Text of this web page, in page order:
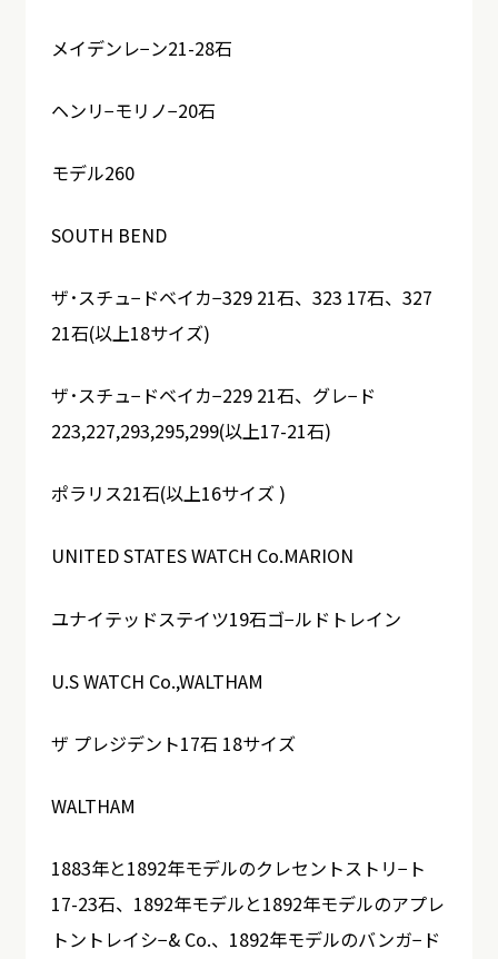
メイデンレ−ン21-28石
ヘンリ−モリノ−20石
モデル260
SOUTH BEND
ザ･スチュ−ドベイカ−329 21石、323 17石、327
21石(以上18サイズ)
ザ･スチュ−ドベイカ−229 21石、グレ−ド
223,227,293,295,299(以上17-21石)
ポラリス21石(以上16サイズ )
UNITED STATES WATCH Co.MARION
ユナイテッドステイツ19石ゴ−ルドトレイン
U.S WATCH Co.,WALTHAM
ザ プレジデント17石 18サイズ
WALTHAM
1883年と1892年モデルのクレセントストリ−ト
17-23石、1892年モデルと1892年モデルのアプレ
トントレイシ−& Co.、1892年モデルのバンガ−ド